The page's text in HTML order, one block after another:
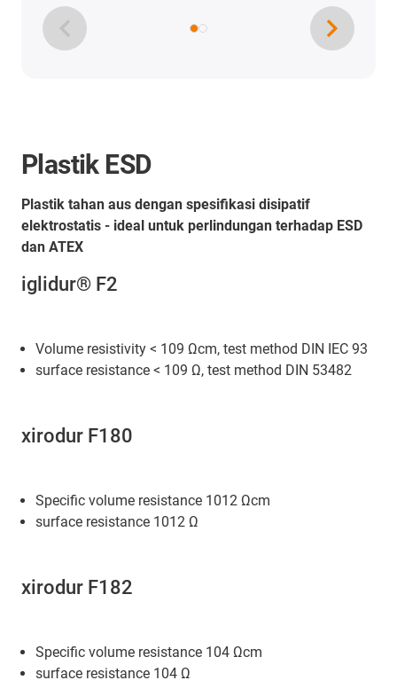
Plastik ESD
Plastik tahan aus dengan spesifikasi disipatif
elektrostatis - ideal untuk perlindungan terhadap ESD
dan ATEX
iglidur® F2
Volume resistivity < 109 Ωcm, test method DIN IEC 93
surface resistance < 109 Ω, test method DIN 53482
xirodur F180
Specific volume resistance 1012 Ωcm
surface resistance 1012 Ω
xirodur F182
Specific volume resistance 104 Ωcm
surface resistance 104 Ω